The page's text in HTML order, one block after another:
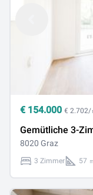
€ 154.000 € 2.702/
Gemütliche 3-
8020 Graz
3 Zimmer 57